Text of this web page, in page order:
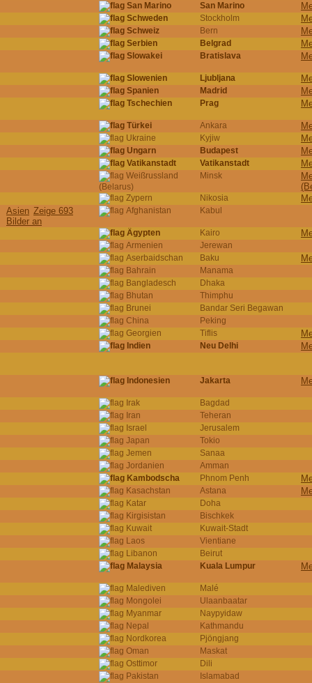
San Marino San Marino
Schweden Stockholm
Schweiz Bern
Serbien Belgrad
Slowakei Bratislava
Slowenien Ljubljana
Spanien Madrid
Tschechien Prag
Türkei Ankara
Ukraine Kyjiw
Ungarn Budapest
Vatikanstadt Vatikanstadt
Weißrussland
(Belarus)
Minsk
Zypern Nikosia
Asien Zeige 693
Bilder an
Afghanistan Kabul
Ägypten Kairo
Armenien
Jerewan
Aserbaidschan
Baku
Bahrain
Manama
Bangladesch
Dhaka
Bhutan
Thimphu
Brunei
Bandar Seri Begawan
China
Peking
Georgien
Tiflis
Indien Neu Delhi
Indonesien Jakarta
Irak
Bagdad
Iran
Teheran
Israel
Jerusalem
Japan
Tokio
Jemen
Sanaa
Jordanien
Amman
Kambodscha
Phnom Penh
Kasachstan Astana
Katar
Doha
Kirgisistan
Bischkek
Kuwait
Kuwait-Stadt
Laos
Vientiane
Libanon
Beirut
Malaysia
Kuala Lumpur
Malediven
Malé
Mongolei
Ulaanbaatar
Myanmar
Naypyidaw
Nepal
Kathmandu
Nordkorea
Pjöngjang
Oman
Maskat
Osttimor
Dili
Pakistan
Islamabad